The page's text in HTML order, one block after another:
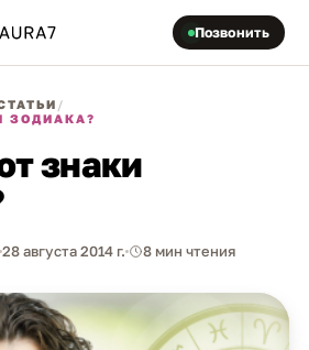
Позвонить
/
ЗОДИАКА?
знаки
28 августа 2014 г. 8 мин чтения